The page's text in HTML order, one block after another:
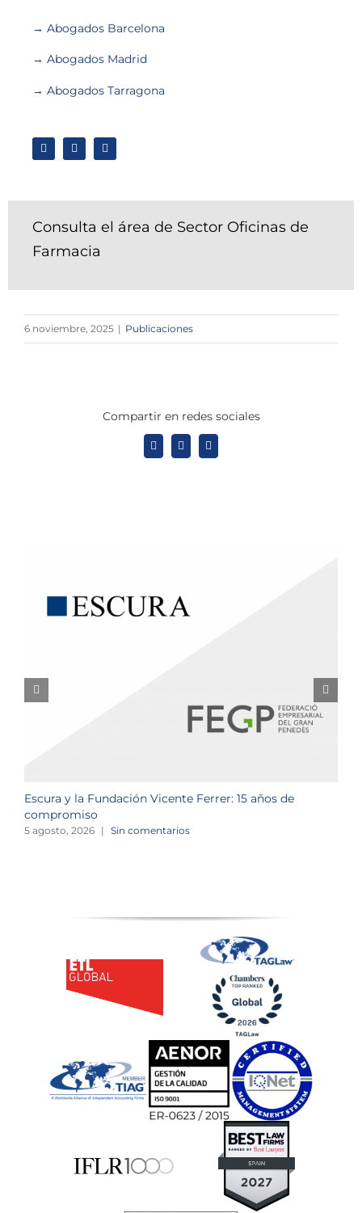
→ Abogados Barcelona
→ Abogados Madrid
→ Abogados Tarragona
Consulta el área de Sector Oficinas de
Farmacia
6 noviembre, 2025 | Publicaciones
Compartir en redes sociales
X LinkedInWhatsApp
Escura y la Fundación Vicente Ferrer: 15 años de
compromiso
5 agosto, 2026 | Sin comentarios